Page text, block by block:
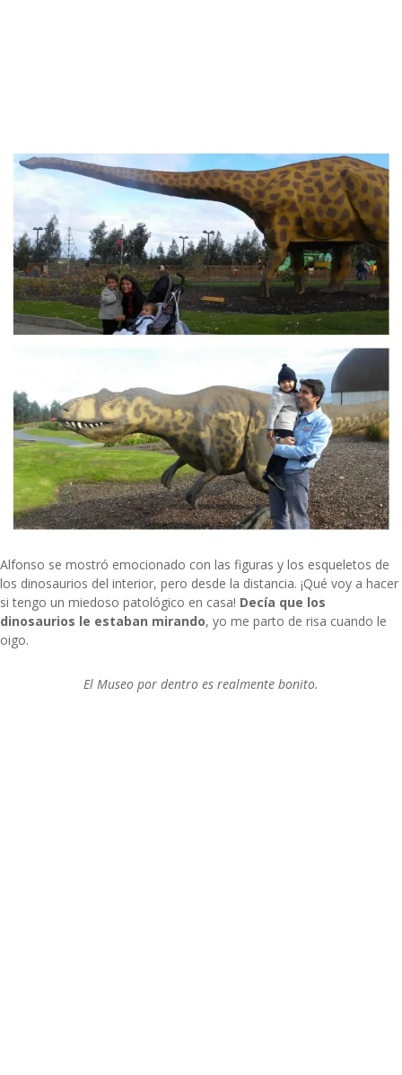
Alfonso se mostró emocionado con las figuras y los esqueletos de
los dinosaurios del interior, pero desde la distancia. ¡Qué voy a hacer
si tengo un miedoso patológico en casa! Decía que los
dinosaurios le estaban mirando, yo me parto de risa cuando le
oigo.
El Museo por dentro es realmente bonito.